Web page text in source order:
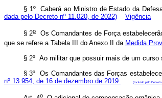
§ 1º Caberá ao Ministro de Estado da
dada pelo Decreto nº 11.020, de 2022)
Vigência
§ 2oOs Comandantes de Força
que se refere a Tabela III do Anexo II da Medida
§ 2º Ao militar que possuir mais de um
§ 3º Os Comandantes das Forças
nº 13.954, de 16 de dezembro de 2019.
(Incluído pelo Decreto
o